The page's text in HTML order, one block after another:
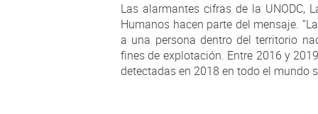
Las alarmantes cifras de la UNODC,
Humanos hacen parte del mensaje.
a una persona dentro del territorio
fines de explotación. Entre 2016 y
detectadas en 2018 en todo el mundo